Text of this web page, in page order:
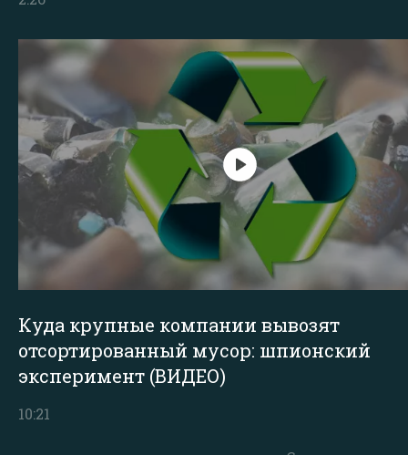
Куда крупные компании вывозят
отсортированный мусор: шпионский
эксперимент (ВИДЕО)
10:21